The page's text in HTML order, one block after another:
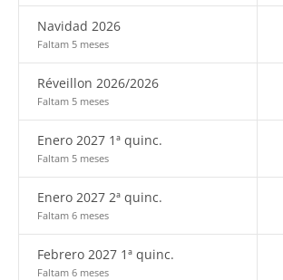
Navidad 2026
Faltam 5 meses
Réveillon 2026/2026
Faltam 5 meses
Enero 2027 1ª quinc.
Faltam 5 meses
Enero 2027 2ª quinc.
Faltam 6 meses
Febrero 2027 1ª quinc.
Faltam 6 meses